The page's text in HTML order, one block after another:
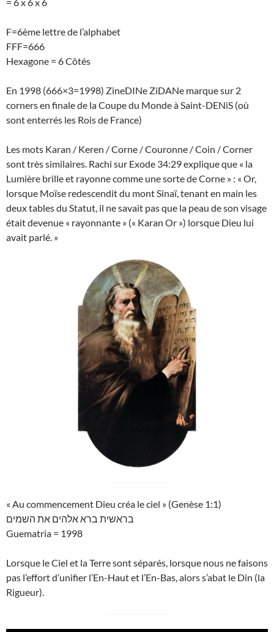
F=6ème lettre de l’alphabet
FFF=666
Hexagone = 6 Côtés
En 1998 (666×3=1998) ZineDINe ZiDANe marque sur 2
corners en finale de la Coupe du Monde à Saint-DENiS (où
sont enterrés les Rois de France)
Les mots Karan / Keren / Corne / Couronne / Coin / Corner
sont très similaires. Rachi sur Exode 34:29 explique que « la
Lumière brille et rayonne comme une sorte de Corne » : « Or,
lorsque Moïse redescendit du mont Sinaï, tenant en main les
deux tables du Statut, il ne savait pas que la peau de son visage
était devenue « rayonnante » (« Karan Or ») lorsque Dieu lui
avait parlé. »
« Au commencement Dieu créa le ciel » (Genèse 1:1)
בראשית ברא אלהים את השמים
Guematria = 1998
Lorsque le Ciel et la Terre sont séparés, lorsque nous ne faisons
pas l’effort d’unifier l’En-Haut et l’En-Bas, alors s’abat le Din (la
Rigueur).